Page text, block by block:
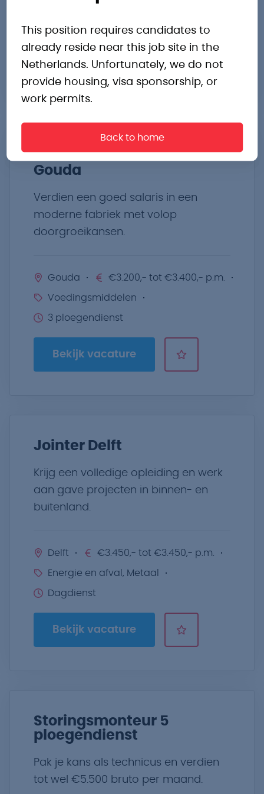
This position requires candidates to
already reside near this job site in the
Netherlands. Unfortunately, we do not
provide housing, visa sponsorship, or
work permits.
Back to home
2 ploegendienst
Bekijk vacature
Productiemedewerker
Gouda
Verdien een goed salaris in een
moderne fabriek met volop
doorgroeikansen.
Gouda €3.200,- tot €3.400,- p.m.
Voedingsmiddelen
3 ploegendienst
Bekijk vacature
Jointer Delft
Krijg een volledige opleiding en werk
aan gave projecten in binnen- en
buitenland.
Delft €3.450,- tot €3.450,- p.m.
Energie en afval, Metaal
Dagdienst
Bekijk vacature
Storingsmonteur 5
ploegendienst
Pak je kans als technicus en verdien
tot wel €5.500 bruto per maand.